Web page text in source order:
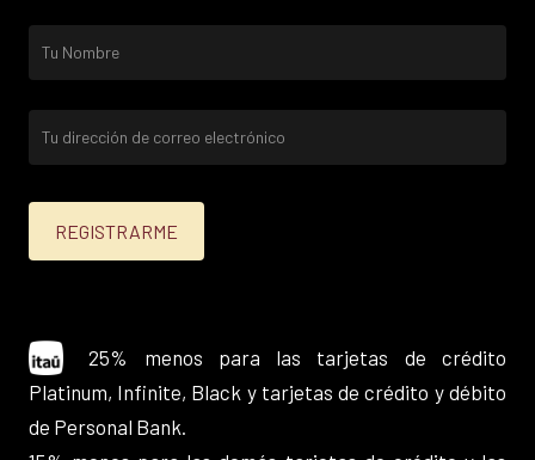
25% menos para las tarjetas de crédito
Platinum, Infinite, Black y tarjetas de crédito y débito
de Personal Bank.